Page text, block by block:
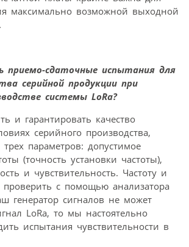
максимально возможной выходной
приемо-сдаточные испытания для
серийной продукции при
системы LoRa?
и гарантировать качество
серийного производства,
параметров: допустимое
(точность установки частоты),
и чувствительность. Частоту и
проверить с помощью анализатора
генератор сигналов не может
LoRa, то мы настоятельно
испытания чувствительности в